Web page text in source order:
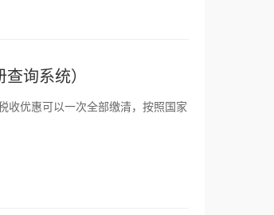
询系统）
收优惠可以一次全部缴清，按照国家